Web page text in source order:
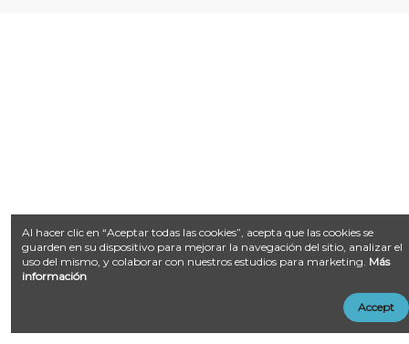
Al hacer clic en “Aceptar todas las cookies”, acepta que las cookies se
guarden en su dispositivo para mejorar la navegación del sitio, analizar el
uso del mismo, y colaborar con nuestros estudios para marketing. Más
información
Accept